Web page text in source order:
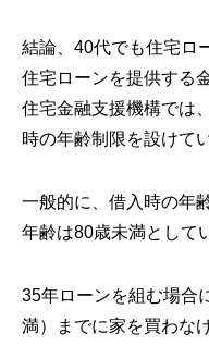
結論、40代でも住宅ロ
住宅ローンを提供する
住宅金融支援機構では
時の年齢制限を設けて
一般的に、借入時の年
年齢は80歳未満として
35年ローンを組む場合
満）までに家を買わな